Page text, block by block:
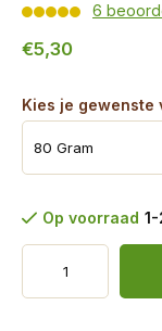
6
€5,30
Kies je gewenste
Op voorraad